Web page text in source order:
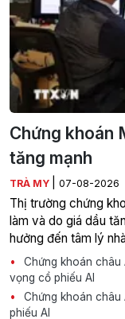
Chứng khoán
tăng mạnh
TRÀ MY 07-08-2026
Thị trường chứng
làm và do giá dầu
hưởng đến tâm lý
Chứng khoán châu
vọng cổ phiếu AI
Chứng khoán châu
phiếu AI